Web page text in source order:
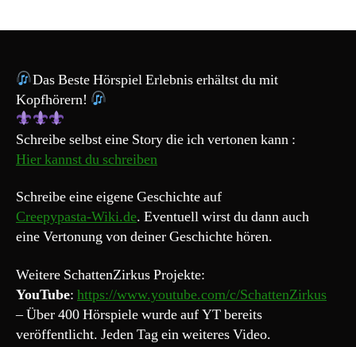
Scherge“
Das Beste Hörspiel Erlebnis erhältst du mit
Kopfhörern!
Schreibe selbst eine Story die ich vertonen kann :
Hier kannst du schreiben
Schreibe eine eigene Geschichte auf
Creepypasta-Wiki.de. Eventuell wirst du dann auch
eine Vertonung von deiner Geschichte hören.
Weitere SchattenZirkus Projekte:
YouTube: https://www.youtube.com/c/SchattenZirkus
– Über 400 Hörspiele wurde auf YT bereits
veröffentlicht. Jeden Tag ein weiteres Video.